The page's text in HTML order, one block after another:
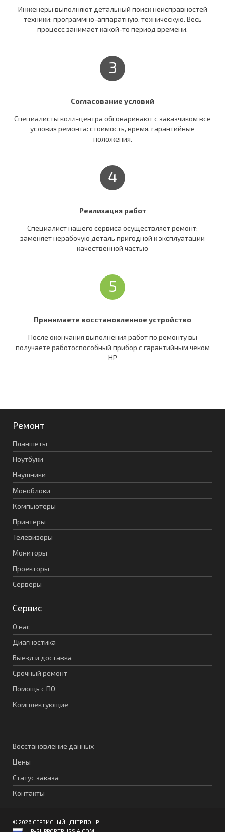
Инженеры выполняют детальный поиск неисправностей
техники: программно-аппаратную, техническую. Весь
процесс занимает какой-то период времени.
3
Согласование условий
Специалисты колл-центра обговаривают c заказчиком все
условия ремонта: стоимость, время, гарантийные
положения.
4
Реализация работ
Специалист нашего сервиса осуществляет ремонт:
заменяет нерабочую деталь пригодной к эксплуатации
качественной частью
5
Принимаете восстановленное устройство
После окончания выполнения работ по ремонту вы
получаете работоспособный прибор c гарантийным чеком
HP
Ремонт
Планшеты
Ноутбуки
Наушники
Моноблоки
Компьютеры
Принтеры
Телевизоры
Мониторы
Проекторы
Серверы
Сервис
О нас
Диагностика
Выезд и доставка
Срочный ремонт
Помощь с ПО
Комплектующие
Восстановление данных
Цены
Статус заказа
Контакты
© 2026 СЕРВИСНЫЙ ЦЕНТР ПО HP